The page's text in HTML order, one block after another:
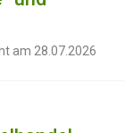
am 28.07.2026